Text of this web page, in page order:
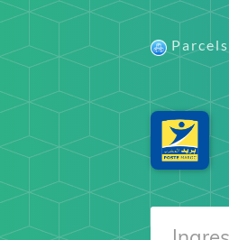
Parcels